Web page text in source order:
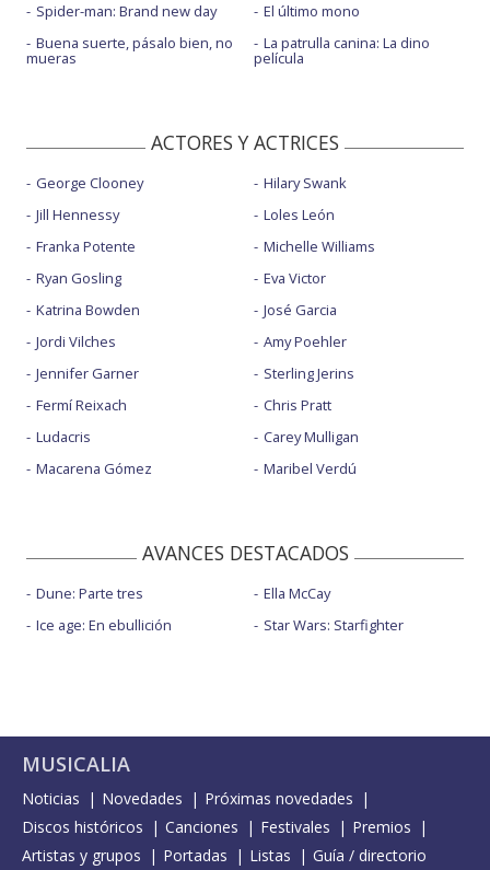
Spider-man: Brand new day
Buena suerte, pásalo bien, no
mueras
El último mono
La patrulla canina: La dino
película
ACTORES Y ACTRICES
George Clooney
Jill Hennessy
Franka Potente
Ryan Gosling
Katrina Bowden
Jordi Vilches
Jennifer Garner
Fermí Reixach
Ludacris
Macarena Gómez
Hilary Swank
Loles León
Michelle Williams
Eva Victor
José Garcia
Amy Poehler
Sterling Jerins
Chris Pratt
Carey Mulligan
Maribel Verdú
AVANCES DESTACADOS
Dune: Parte tres
Ice age: En ebullición
Ella McCay
Star Wars: Starfighter
MUSICALIA
Noticias Novedades
Próximas novedades
Discos históricos
Canciones Festivales
Premios
Artistas y grupos
Portadas Listas Guía / directorio